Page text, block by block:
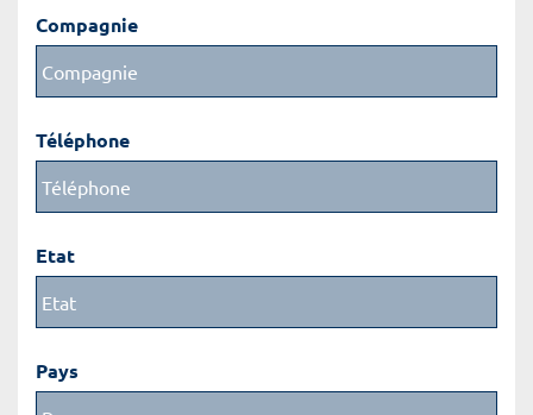
Compagnie
Téléphone
Etat
Pays